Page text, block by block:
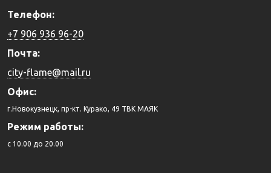
Телефон:
+7 906 936 96-20
Почта:
city-flame@mail.ru
Офис:
г.Новокузнецк, пр-кт. Курако, 49 ТВК МАЯК
Режим работы:
c 10.00 до 20.00